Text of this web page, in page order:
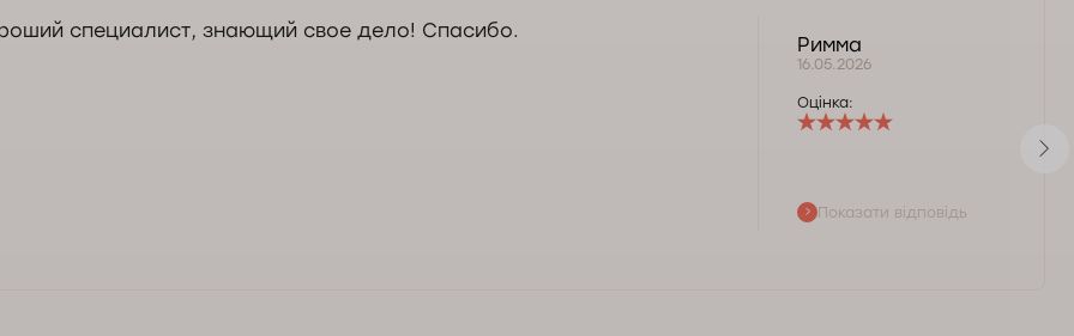
специалист, знающий свое дело! Спасибо.
Римма
16.05.2026
Оцінка:
Показати відповідь